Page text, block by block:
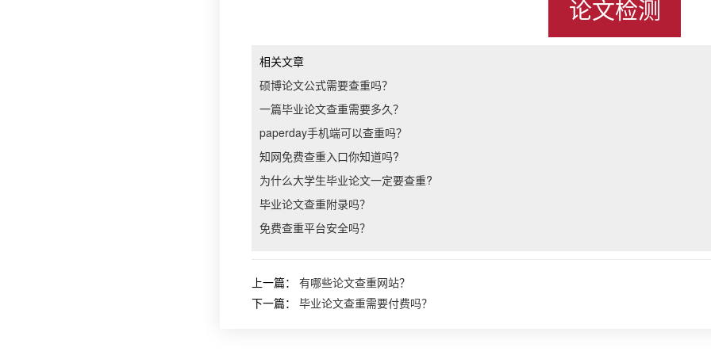
论文检测
相关文章
硕博论文公式需要查重吗？
一篇毕业论文查重需要多久？
paperday手机端可以查重吗？
知网免费查重入口你知道吗?
为什么大学生毕业论文一定要查重?
毕业论文查重附录吗？
免费查重平台安全吗？
上一篇： 有哪些论文查重网站？
下一篇： 毕业论文查重需要付费吗？